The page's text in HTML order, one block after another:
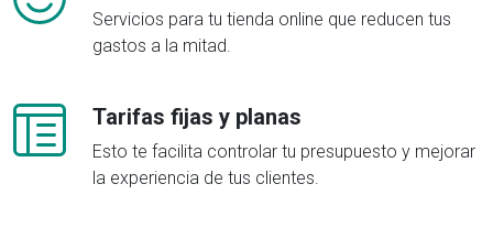
Servicios para tu tienda online que reducen tus
gastos a la mitad.
Tarifas fijas y planas
Esto te facilita controlar tu presupuesto y mejorar
la experiencia de tus clientes.